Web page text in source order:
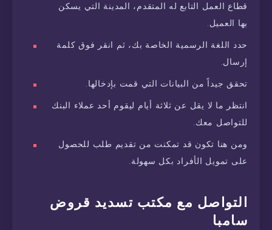
قطاع العمل التابع له المتقدم، المدينة التي يسكن
بها العميل.
حدد اللغة الرسمية الخاصة بك، ثم انقر فوق كلمة
إرسال.
تحقق جيداً من البيانات التي قمت بإدخالها.
انتظر ما لا يقل عن ثلاثة أيام ليقوم أحد عملاء البنك
للتواصل معك.
ومن هنا تكون قد تمكنت من تقديم طلب للحصول
على تمويل الأفراد بكل سهولة.
التواصل مع مكتب تسديد قروض
سامبا